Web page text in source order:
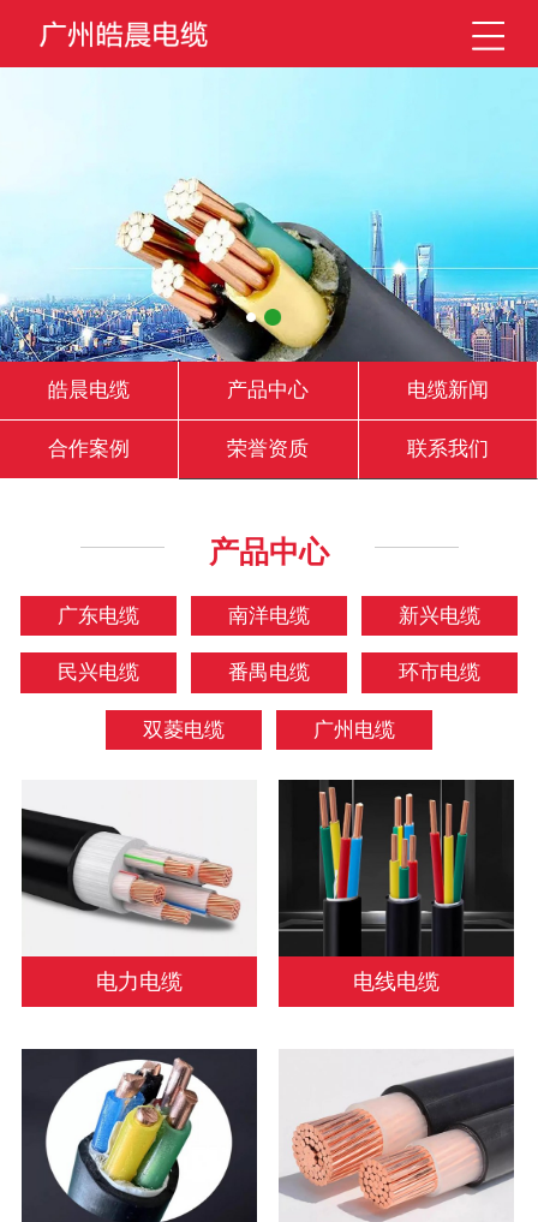
皓晨电缆 产品中心 电缆新闻
合作案例 荣誉资质 联系我们
产品中心
广东电缆 南洋电缆 新兴电缆
民兴电缆 番禺电缆 环市电缆
双菱电缆 广州电缆
电力电缆 电线电缆